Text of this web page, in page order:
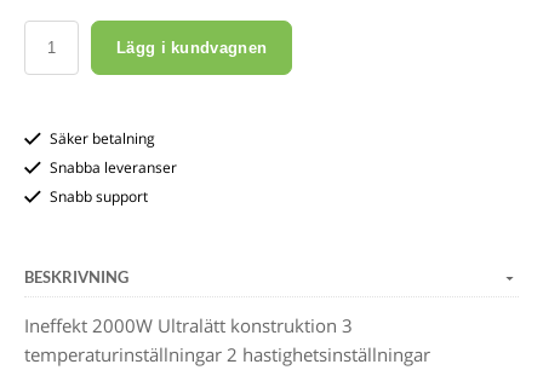
Lägg i kundvagnen
Säker betalning
Snabba leveranser
Snabb support
BESKRIVNING
Ineffekt 2000W Ultralätt konstruktion 3
temperaturinställningar 2 hastighetsinställningar